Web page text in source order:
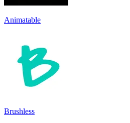
Animatable
Brushless